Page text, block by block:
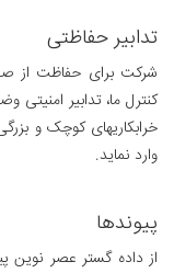
تدابیر حفاظتی
شرکت برای حفاظت از
کنترل ما، تدابیر
خرابکاریهای کوچک و
وارد نماید.
پیوندها
از داده گستر عصر نوین